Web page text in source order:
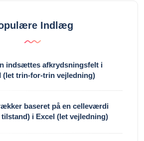
Indlæg
indsættes afkrydsningsfelt i
(let trin-for-trin vejledning)
baseret på en celleværdi
tilstand) i Excel (let vejledning)